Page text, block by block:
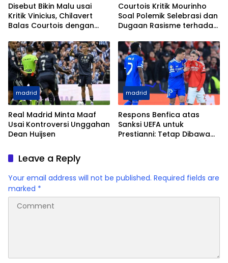
Disebut Bikin Malu usai
Kritik Vinicius, Chilavert
Balas Courtois dengan
Courtois Kritik Mourinho
Soal Polemik Selebrasi dan
Dugaan Rasisme terhadap
madrid
Real Madrid Minta Maaf
Usai Kontroversi Unggahan
Dean Huijsen
madrid
Respons Benfica atas
Sanksi UEFA untuk
Prestianni: Tetap Dibawa
Leave a Reply
Your email address will not be published. Required fields are
marked *